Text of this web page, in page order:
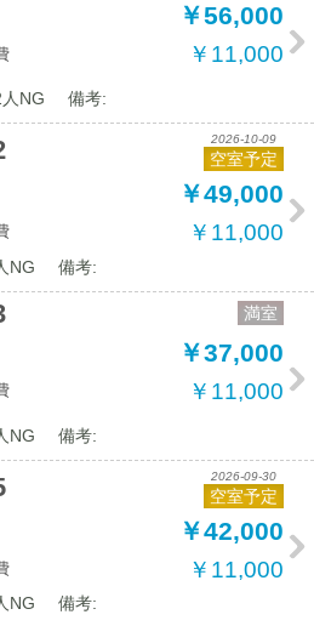
￥56,000
￥11,000
NG 備考:
2026-10-09
空室予定
￥49,000
￥11,000
NG 備考:
満室
￥37,000
￥11,000
NG 備考:
2026-09-30
空室予定
￥42,000
￥11,000
NG 備考: